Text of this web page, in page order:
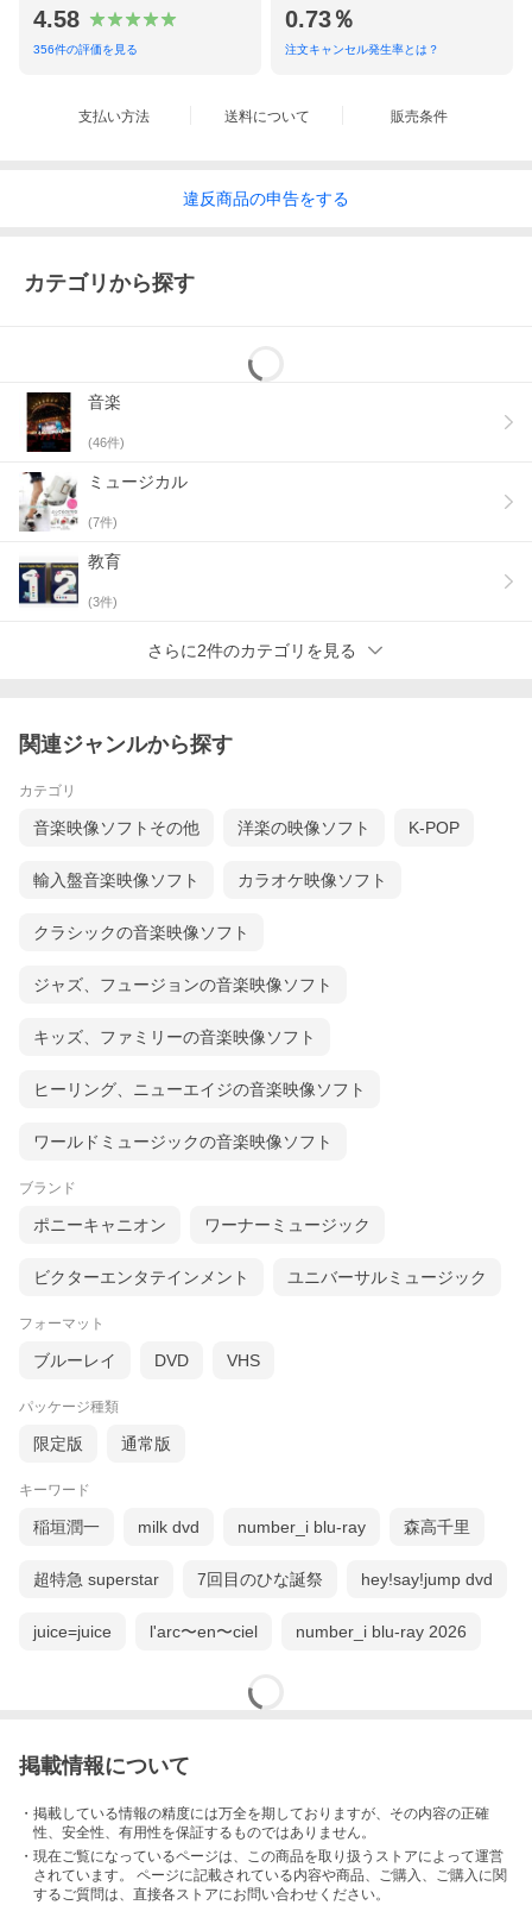
4.58
356件の評価を見る
0.73％
注文キャンセル発生率とは？
支払い方法 送料について 販売条件
違反商品の申告をする
カテゴリから探す
音楽
(46件)
ミュージカル
(7件)
教育
(3件)
さらに2件のカテゴリを見る
関連ジャンルから探す
カテゴリ
音楽映像ソフトその他 洋楽の映像ソフト K-POP
輸入盤音楽映像ソフト カラオケ映像ソフト
クラシックの音楽映像ソフト
ジャズ、フュージョンの音楽映像ソフト
キッズ、ファミリーの音楽映像ソフト
ヒーリング、ニューエイジの音楽映像ソフト
ワールドミュージックの音楽映像ソフト
ブランド
ポニーキャニオン ワーナーミュージック
ビクターエンタテインメント ユニバーサルミュージック
フォーマット
ブルーレイ DVD VHS
パッケージ種類
限定版 通常版
キーワード
稲垣潤一 milk dvd number_i blu-ray 森高千里
超特急 superstar 7回目のひな誕祭 hey!say!jump dvd
juice=juice l'arc〜en〜ciel number_i blu-ray 2026
掲載情報について
・掲載している情報の精度には万全を期しておりますが、その内容の正確
性、安全性、有用性を保証するものではありません。
・現在ご覧になっているページは、この商品を取り扱うストアによって運営
されています。 ページに記載されている内容や商品、ご購入 、ご購入に関
するご質問は、直接各ストアにお問い合わせください。